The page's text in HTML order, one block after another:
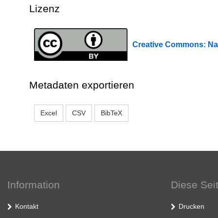
Lizenz
Creative Commons:
Metadaten exportieren
Excel CSV BibTeX
Information
Kontakt
Diese
Drucken